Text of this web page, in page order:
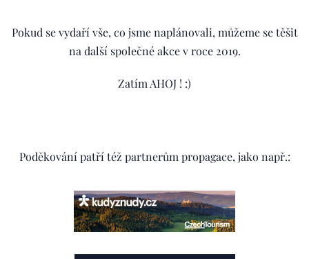
Pokud se vydaří vše, co jsme naplánovali, můžeme se těšit
na další společné akce v roce 2019.
Zatím AHOJ ! :)
Poděkování patří též partnerům propagace, jako např.: